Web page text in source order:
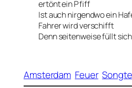
ertönt ein Pfiff
Ist auch nirgendwo ein
Fahrer wird verschifft
Denn seitenweise füllt
Amsterdam Feuer